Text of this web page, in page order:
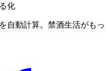
化
自動計算。禁酒生活がもっ